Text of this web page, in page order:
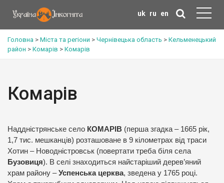
uk ru en
Головна > Міста та регіони > Чернівецька область > Кельменецький
район > Комарів > Комарів
Комарів
Наддністрянське село КОМАРІВ (перша згадка – 1665 рік,
1,7 тис. мешканців) розташоване в 9 кілометрах від траси
Хотин – Новодністровськ (повертати треба біля села
Бузовиця). В селі знаходиться найстаріший дерев’яний
храм району –Успенська церква, зведена у 1765 році.